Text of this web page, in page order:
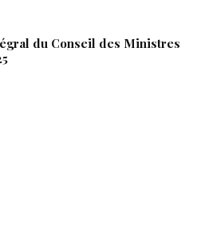
du Conseil des Ministres